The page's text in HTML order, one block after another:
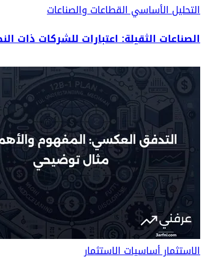
التحليل الأساسيالقطاعات والصناعات
الصناعات الثقيلة: اعتبارات للشركات ذات
الاستثمارأساسيات الاستثمار